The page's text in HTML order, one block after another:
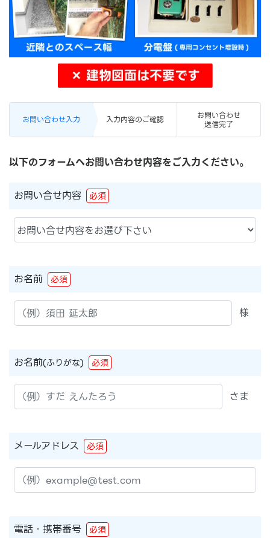
お問い合わせ入力 入力内容のご確認 お問い合わせ
送信完了
以下のフォームへお問い合わせ内容をご入力ください。
お問い合せ内容 必須
お名前 必須
様
お名前(ふりがな) 必須
さま
メールアドレス 必須
電話・携帯番号 必須